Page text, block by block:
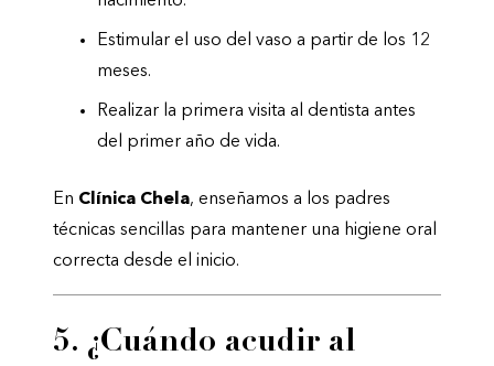
Estimular el uso del vaso a partir de los 12
meses.
Realizar la primera visita al dentista antes
del primer año de vida.
En Clínica Chela, enseñamos a los padres
técnicas sencillas para mantener una higiene oral
correcta desde el inicio.
5. ¿Cuándo acudir al